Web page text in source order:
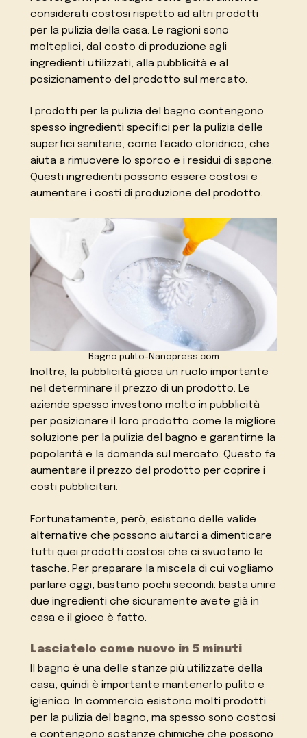
considerati costosi rispetto ad altri prodotti
per la pulizia della casa. Le ragioni sono
molteplici, dal costo di produzione agli
ingredienti utilizzati, alla pubblicità e al
posizionamento del prodotto sul mercato.
I prodotti per la pulizia del bagno contengono
spesso ingredienti specifici per la pulizia delle
superfici sanitarie, come l’acido cloridrico, che
aiuta a rimuovere lo sporco e i residui di sapone.
Questi ingredienti possono essere costosi e
aumentare i costi di produzione del prodotto.
Bagno pulito-Nanopress.com
Inoltre, la pubblicità gioca un ruolo importante
nel determinare il prezzo di un prodotto. Le
aziende spesso investono molto in pubblicità
per posizionare il loro prodotto come la migliore
soluzione per la pulizia del bagno e garantirne la
popolarità e la domanda sul mercato. Questo fa
aumentare il prezzo del prodotto per coprire i
costi pubblicitari.
Fortunatamente, però, esistono delle valide
alternative che possono aiutarci a dimenticare
tutti quei prodotti costosi che ci svuotano le
tasche. Per preparare la miscela di cui vogliamo
parlare oggi, bastano pochi secondi: basta unire
due ingredienti che sicuramente avete già in
casa e il gioco è fatto.
Lasciatelo come nuovo in 5 minuti
Il bagno è una delle stanze più utilizzate della
casa, quindi è importante mantenerlo pulito e
igienico. In commercio esistono molti prodotti
per la pulizia del bagno, ma spesso sono costosi
e contengono sostanze chimiche che possono